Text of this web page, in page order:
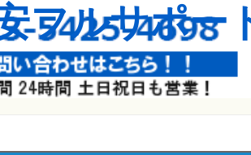
フルサポー